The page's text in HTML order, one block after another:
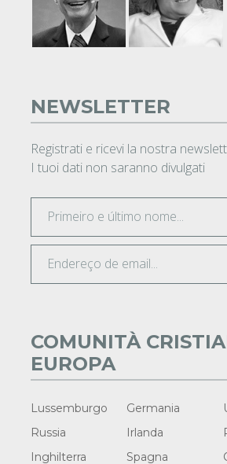
NEWSLETTER
Registrati e ricevi la nostra
I tuoi dati non saranno divulgati
COMUNITÀ
EUROPA
Lussemburgo Germania
Russia
Irlanda
Inghilterra
Spagna